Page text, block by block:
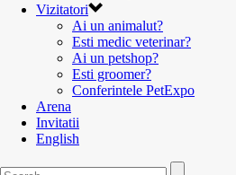
Vizitatori
Ai un animalut?
Esti medic veterinar?
Ai un petshop?
Esti groomer?
Conferintele PetExpo
Arena
Invitatii
English